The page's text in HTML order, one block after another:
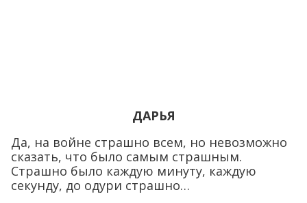
ДАРЬЯ
Да, на войне страшно всем, но невозможно
сказать, что было самым страшным.
Страшно было каждую минуту, каждую
секунду, до одури страшно…